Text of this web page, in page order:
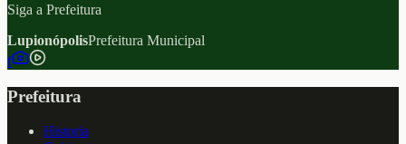
Siga a Prefeitura
LupionópolisPrefeitura Municipal
f
Prefeitura
Historia